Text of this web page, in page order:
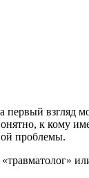
взгляд
к кому
проблемы.